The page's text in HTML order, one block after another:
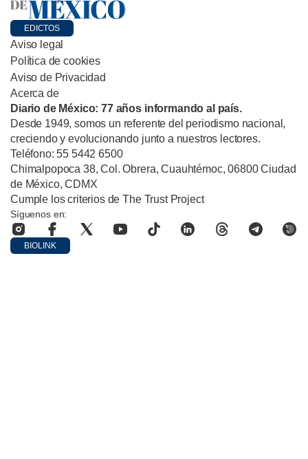
EDICTOS
Aviso legal
Política de cookies
Aviso de Privacidad
Acerca de
Diario de México: 77 años informando al país.
Desde 1949, somos un referente del periodismo nacional,
creciendo y evolucionando junto a nuestros lectores.
Teléfono: 55 5442 6500
Chimalpopoca 38, Col. Obrera, Cuauhtémoc, 06800 Ciudad
de México, CDMX
Cumple los criterios de The Trust Project
Síguenos en:
BIOLINK